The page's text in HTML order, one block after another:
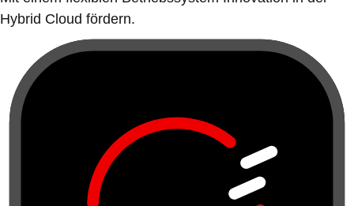
Hybrid Cloud fördern.